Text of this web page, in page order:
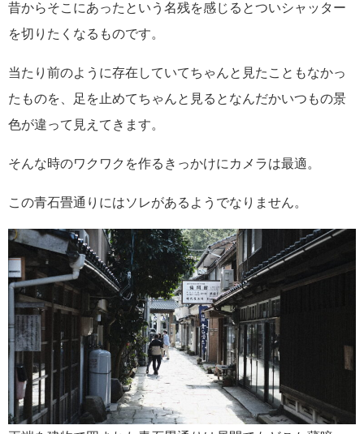
昔からそこにあったという名残を感じるとついシャッター
を切りたくなるものです。
当たり前のように存在していてちゃんと見たこともなかっ
たものを、足を止めてちゃんと見るとなんだかいつもの景
色が違って見えてきます。
そんな時のワクワクを作るきっかけにカメラは最適。
この青石畳通りにはソレがあるようでなりません。